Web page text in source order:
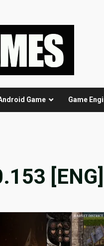
Game Game